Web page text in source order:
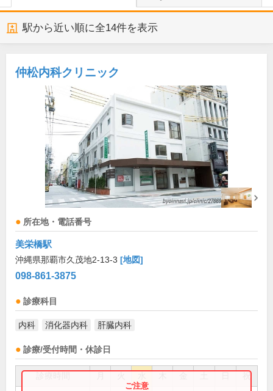
駅から近い順に全14件を表示
仲松内科クリニック
所在地・電話番号
美栄橋駅
沖縄県那覇市久茂地2-13-3 [地図]
098-861-3875
診療科目
内科 消化器内科 肝臓内科
診療/受付時間・休診日
祝